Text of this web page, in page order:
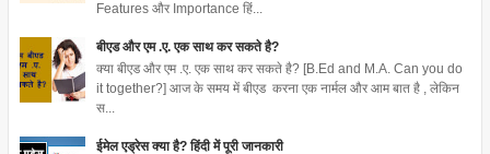
Features और Importance हिं...
बीएड और एम .ए. एक साथ कर सकते है?
क्या बीएड और एम .ए. एक साथ कर सकते है? [B.Ed and M.A. Can you do
it together?] आज के समय में बीएड करना एक नार्मल और आम बात है , लेकिन
स...
ईमेल एड्रेस क्या है? हिंदी में पूरी जानकारी